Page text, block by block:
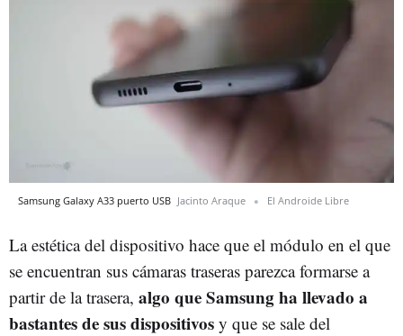
Samsung Galaxy A33 puerto USB Jacinto Araque El Androide Libre
La estética del dispositivo hace que el módulo en el que
se encuentran sus cámaras traseras parezca formarse a
partir de la trasera, algo que Samsung ha llevado a
bastantes de sus dispositivos y que se sale del